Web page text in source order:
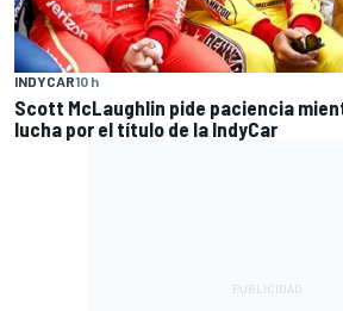
INDYCAR10 h
Scott McLaughlin pide paciencia
lucha por el título de la IndyCar